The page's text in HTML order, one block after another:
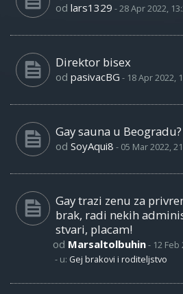
od lars1329 -28 Apr 2022,
Direktor bisex
od pasivacBG - 18 Apr 2022,
Gay sauna u Beogradu?
od SoyAqui8 - 05 Mar 2022,
Gay trazi zenu za
brak, radi nekih
stvari, placam!
od Marsaltolbuhin- 12 Feb
- u: Gej brakovi i roditeljstvo